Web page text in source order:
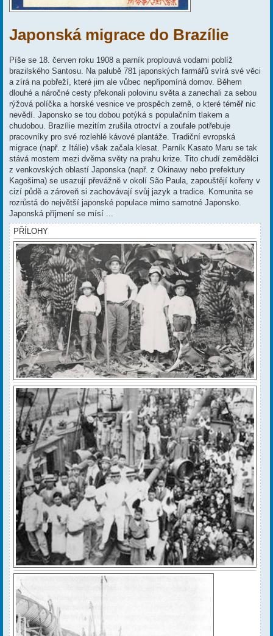
Japonská migrace do Brazílie
Píše se 18. červen roku 1908 a parník proplouvá vodami poblíž
brazilského Santosu. Na palubě 781 japonských farmářů svírá své věci
a zírá na pobřeží, které jim ale vůbec nepřipomíná domov. Během
dlouhé a náročné cesty překonali polovinu světa a zanechali za sebou
rýžová políčka a horské vesnice ve prospěch země, o které téměř nic
nevědí. Japonsko se tou dobou potýká s populačním tlakem a
chudobou. Brazílie mezitím zrušila otroctví a zoufale potřebuje
pracovníky pro své rozlehlé kávové plantáže. Tradiční evropská
migrace (např. z Itálie) však začala klesat. Parník Kasato Maru se tak
stává mostem mezi dvěma světy na prahu krize. Tito chudí zemědělci
z venkovských oblastí Japonska (např. z Okinawy nebo prefektury
Kagošima) se usazují převážně v okolí São Paula, zapouštějí kořeny v
cizí půdě a zároveň si zachovávají svůj jazyk a tradice. Komunita se
rozrůstá do největší japonské populace mimo samotné Japonsko.
Japonská příjmení se mísí ...
PŘÍLOHY